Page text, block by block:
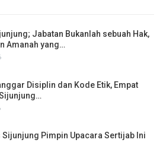
Jabatan Bukanlah sebuah Hak,
Amanah yang…
Disiplin dan Kode Etik, Empat
Sijunjung Pimpin Upacara Sertijab Ini